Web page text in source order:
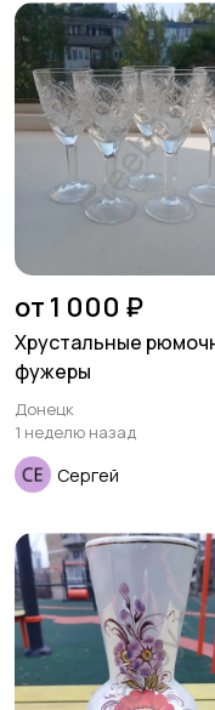
от 1 000 ₽
Хрустальные
фужеры
Донецк
1 неделю назад
Сергей